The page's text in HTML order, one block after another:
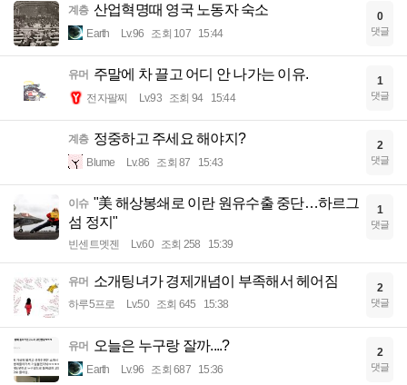
계층 산업혁명때 영국 노동자 숙소
Earth Lv.96 조회 107 15:44
0
댓글
유머 주말에 차 끌고 어디 안 나가는 이유.
전자팔찌 Lv.93 조회 94 15:44
1
댓글
계층 정중하고 주세요 해야지?
Blume Lv.86 조회 87 15:43
2
댓글
이슈 "美 해상봉쇄로 이란 원유수출 중단…하르그
섬 정지"
빈센트멧젠 Lv.60 조회 258 15:39
1
댓글
유머 소개팅녀가 경제개념이 부족해서 헤어짐
하루5프로 Lv.50 조회 645 15:38
2
댓글
유머 오늘은 누구랑 잘까....?
Earth Lv.96 조회 687 15:36
2
댓글